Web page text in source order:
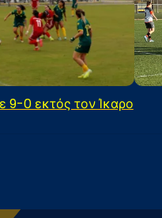
9-0 εκτός τον Ίκαρο